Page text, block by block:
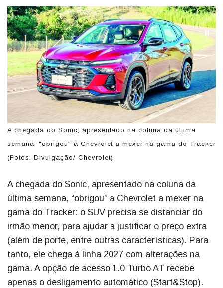
A chegada do Sonic, apresentado na coluna da última
semana, "obrigou" a Chevrolet a mexer na gama do Tracker
(Fotos: Divulgação/ Chevrolet)
A chegada do Sonic, apresentado na coluna da
última semana, “obrigou” a Chevrolet a mexer na
gama do Tracker: o SUV precisa se distanciar do
irmão menor, para ajudar a justificar o preço extra
(além de porte, entre outras características). Para
tanto, ele chega à linha 2027 com alterações na
gama. A opção de acesso 1.0 Turbo AT recebe
apenas o desligamento automático (Start&Stop).